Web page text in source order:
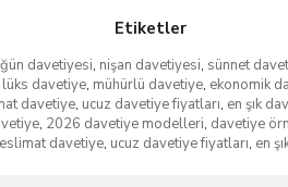
Etiketler
davetiyesi, nişan davetiyesi, sünnet
lüks davetiye, mühürlü davetiye, ekonomik
davetiye, ucuz davetiye fiyatları, en şık
, 2026 davetiye modelleri, davetiye
davetiye, ucuz davetiye fiyatları, en